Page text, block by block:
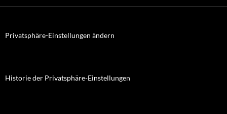
Privatsphäre-Einstellungen ändern
Historie der Privatsphäre-Einstellungen